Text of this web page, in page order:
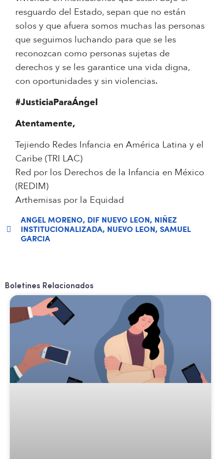
resguardo del Estado, sepan que no están
solos y que afuera somos muchas las personas
que seguimos luchando para que se les
reconozcan como personas sujetas de
derechos y se les garantice una vida digna,
con oportunidades y sin violencias.
#JusticiaParaÁngel
Atentamente,
Tejiendo Redes Infancia en América Latina y el
Caribe (TRI LAC)
Red por los Derechos de la Infancia en México
(REDIM)
Arthemisas por la Equidad
ANGEL MORENO, DIF NUEVO LEON, NIÑEZ
INSTITUCIONALIZADA, NUEVO LEON, SAMUEL
GARCIA
Boletines Relacionados